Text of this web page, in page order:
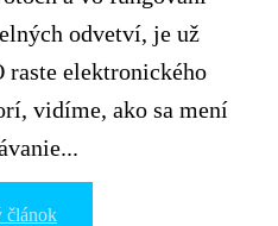
odvetví, je už
raste elektronického
vidíme, ako sa mení
článok